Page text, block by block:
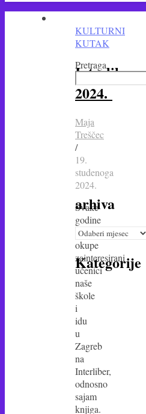
KULTURNI
KUTAK
Interliber
2024.
Maja
Treščec
/
19.
studenoga
2024.
Svake
godine
se
okupe
zainteresirani
učenici
naše
škole
i
idu
u
Zagreb
na
Interliber,
odnosno
sajam
knjiga.
Pretraga
arhiva
arhiva
Kategorije